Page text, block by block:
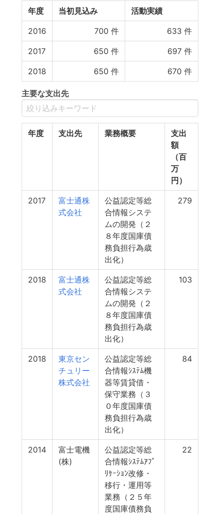
年度 当初見込み 活動実績
2016 700 件 633 件
2017 650 件 697 件
2018 650 件 670 件
主要な支出先
年度 支出先 業務概要
支出
額
（百
万
円）
2017
富士通株
式会社
公益認定等総
合情報システ
ムの開発（２
８年度国庫債
務負担行為歳
出化）
279
2018
富士通株
式会社
公益認定等総
合情報システ
ムの開発（２
８年度国庫債
務負担行為歳
出化）
103
2018
東京セン
チュリー
株式会社
公益認定等総
合情報ｼｽﾃﾑ機
器等賃貸借・
保守業務（３
０年度国庫債
務負担行為歳
出化）
84
2014
富士電機
(株)
公益認定等総
合情報ｼｽﾃﾑｱﾌﾟ
ﾘｹｰｼｮﾝ改修・
移行・運用等
業務（２５年
度国庫債務負
22